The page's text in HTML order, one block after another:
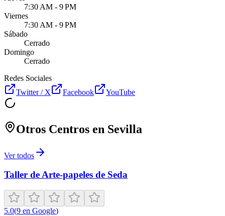
7:30 AM - 9 PM
Viernes
7:30 AM - 9 PM
Sábado
Cerrado
Domingo
Cerrado
Redes Sociales
Twitter / X
Facebook YouTube
Otros Centros en Sevilla
Ver todos
Taller de Arte-papeles de Seda
5.0(9 en Google)